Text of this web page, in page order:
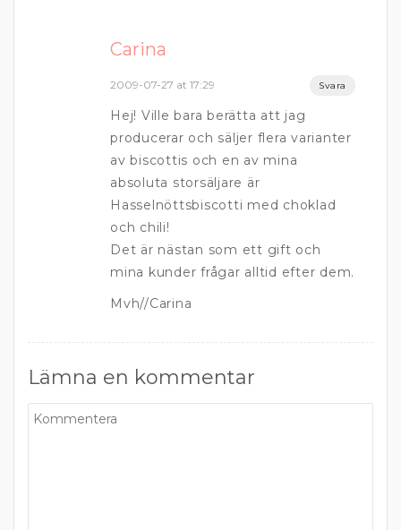
Carina
2009-07-27 at 17:29 Svara
Hej! Ville bara berätta att jag
producerar och säljer flera varianter
av biscottis och en av mina
absoluta storsäljare är
Hasselnöttsbiscotti med choklad
och chili!
Det är nästan som ett gift och
mina kunder frågar alltid efter dem.
Mvh//Carina
Lämna en kommentar